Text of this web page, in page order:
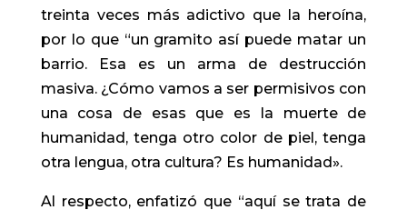
treinta veces más adictivo que la heroína,
por lo que “un gramito así puede matar un
barrio. Esa es un arma de destrucción
masiva. ¿Cómo vamos a ser permisivos con
una cosa de esas que es la muerte de
humanidad, tenga otro color de piel, tenga
otra lengua, otra cultura? Es humanidad».
Al respecto, enfatizó que “aquí se trata de